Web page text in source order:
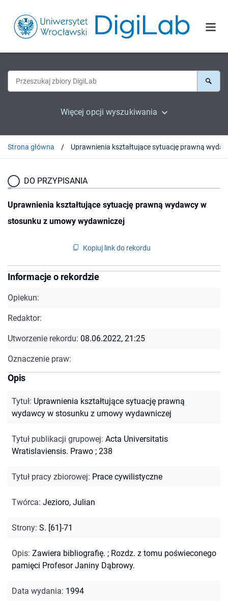
Więcej opcji wyszukiwania
Strona główna
DO PRZYPISANIA
Uprawnienia kształtujące sytuację prawną wydawcy w
stosunku z umowy wydawniczej
Kopiuj link do rekordu
Informacje o rekordzie
Opiekun:
Redaktor:
Utworzenie rekordu: 08.06.2022, 21:25
Oznaczenie praw:
Opis
Tytuł: Uprawnienia kształtujące sytuację prawną
wydawcy w stosunku z umowy wydawniczej
Tytuł publikacji grupowej: Acta Universitatis
Wratislaviensis. Prawo ; 238
Tytuł pracy zbiorowej: Prace cywilistyczne
Twórca: Jezioro, Julian
Strony: S. [61]-71
Opis: Zawiera bibliografię. ; Rozdz. z tomu poświeconego
pamięci Profesor Janiny Dąbrowy.
Data wydania: 1994